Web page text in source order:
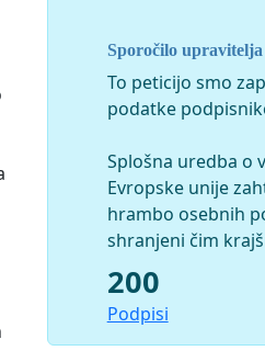
Sporočilo
To peticijo smo
podatke
Splošna uredba o
Evropske unije
hrambo osebnih
shranjeni čim
200
Podpisi